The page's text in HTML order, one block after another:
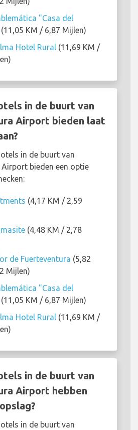
"Casa del
(11,05 KM / 6,87 Mijlen)
Hotel Rural (11,69 KM /
in de buurt van
Airport bieden laat
in de buurt van
bieden een optie
(4,17 KM / 2,59
(4,48 KM / 2,78
de Fuerteventura (5,82
Mijlen)
"Casa del
(11,05 KM / 6,87 Mijlen)
Hotel Rural (11,69 KM /
in de buurt van
Airport hebben
in de buurt van